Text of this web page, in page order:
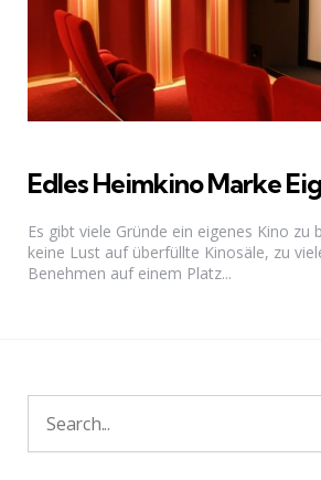
Edles Heimkino Marke
Es gibt viele Gründe ein eigenes Kino zu
keine Lust auf überfüllte Kinosäle, zu
Benehmen auf einem Platz...
Search
for: